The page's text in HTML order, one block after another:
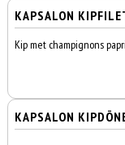
KAPSALON
Kip met champignons
KAPSALON